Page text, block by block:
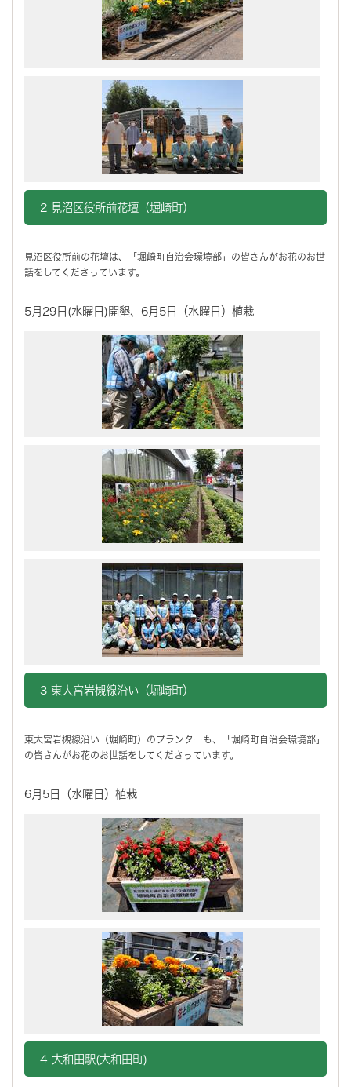
2 見沼区役所前花壇（堀崎町）
見沼区役所前の花壇は、「堀崎町自治会環境部」の皆さんがお花のお世
話をしてくださっています。
5月29日(水曜日)開墾、6月5日（水曜日）植栽
3 東大宮岩槻線沿い（堀崎町）
東大宮岩槻線沿い（堀崎町）のプランターも、「堀崎町自治会環境部」
の皆さんがお花のお世話をしてくださっています。
6月5日（水曜日）植栽
4 大和田駅(大和田町)